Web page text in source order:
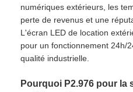
Spectacle de réalité
À propos de nous
numériques extérieurs, les
perte de revenus et une
L'écran LED de location
pour un fonctionnement 24h/
qualité industrielle.
Pourquoi P2.976 pour la